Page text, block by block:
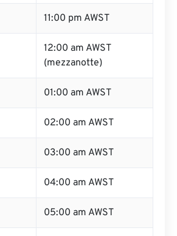
11:00 pm AWST
12:00 am AWST
(mezzanotte)
01:00 am AWST
02:00 am AWST
03:00 am AWST
04:00 am AWST
05:00 am AWST